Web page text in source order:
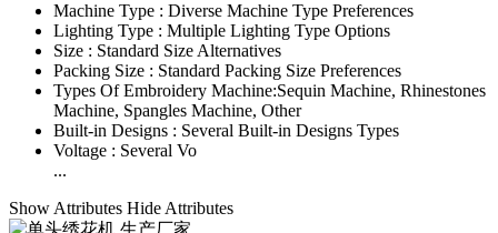
Machine Type : Diverse Machine Type Preferences
Lighting Type : Multiple Lighting Type Options
Size : Standard Size Alternatives
Packing Size : Standard Packing Size Preferences
Types Of Embroidery Machine:Sequin Machine, Rhinestones
Machine, Spangles Machine, Other
Built-in Designs : Several Built-in Designs Types
Voltage : Several Vo
...
Show Attributes Hide Attributes